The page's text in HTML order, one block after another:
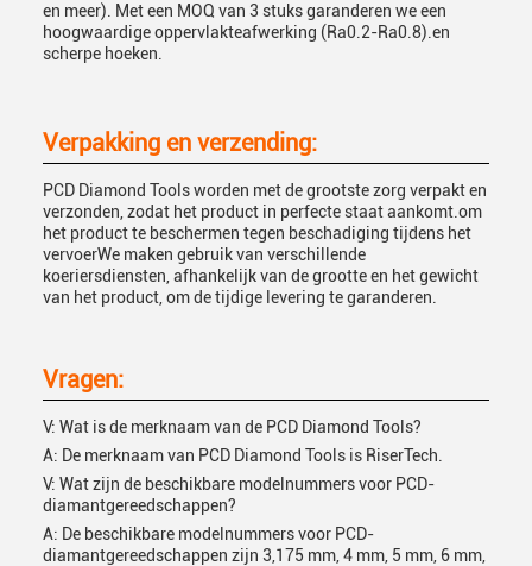
en meer). Met een MOQ van 3 stuks garanderen we een
hoogwaardige oppervlakteafwerking (Ra0.2-Ra0.8).en
scherpe hoeken.
Verpakking en verzending:
PCD Diamond Tools worden met de grootste zorg verpakt en
verzonden, zodat het product in perfecte staat aankomt.om
het product te beschermen tegen beschadiging tijdens het
vervoerWe maken gebruik van verschillende
koeriersdiensten, afhankelijk van de grootte en het gewicht
van het product, om de tijdige levering te garanderen.
Vragen:
V: Wat is de merknaam van de PCD Diamond Tools?
A: De merknaam van PCD Diamond Tools is RiserTech.
V: Wat zijn de beschikbare modelnummers voor PCD-
diamantgereedschappen?
A: De beschikbare modelnummers voor PCD-
diamantgereedschappen zijn 3,175 mm, 4 mm, 5 mm, 6 mm,